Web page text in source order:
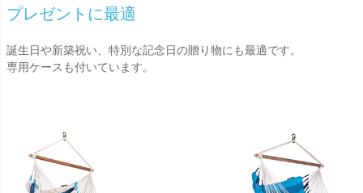
プレゼントに最適
誕生日や新築祝い、特別な記念日の贈り物にも最適です。
専用ケースも付いています。